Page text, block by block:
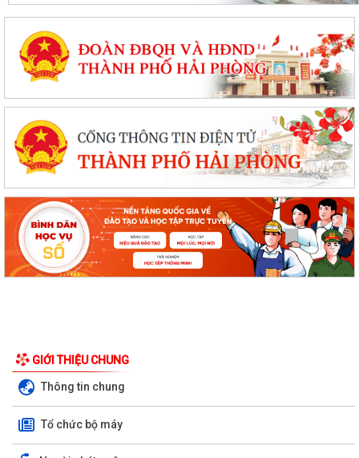
GIỚI THIỆU CHUNG
Thông tin chung
Tổ chức bộ máy